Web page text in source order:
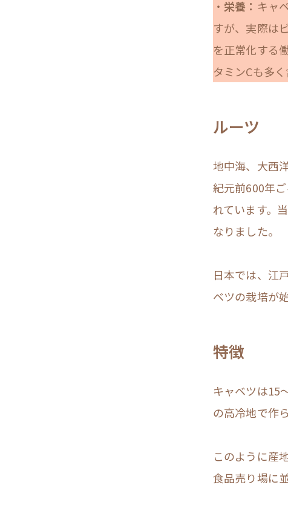
・ 栄養： キャ
すが、実際は
を正常化する
タミンCも多く
ルーツ
地中海、大西
紀元前600年
れています。
なりました。
日本では、江
ベツの栽培が
特徴
キャベツは15
の高冷地で作
このように産
食品売り場に